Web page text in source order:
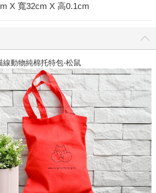
X 寬32cm X 高0.1cm
線動物純棉托特包-松鼠